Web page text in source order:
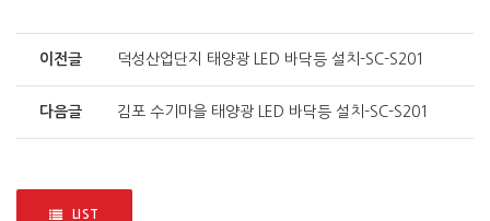
이전글 덕성산업단지 태양광 LED 바닥등 설치-SC-S201
다음글 김포 수기마을 태양광 LED 바닥등 설치-SC-S201
LIST